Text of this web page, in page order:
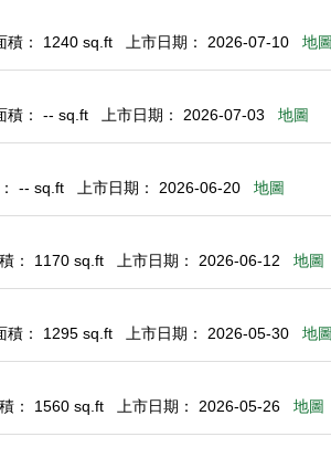
積： 1240 sq.ft 上市日期： 2026-07-10 地圖
積： -- sq.ft 上市日期： 2026-07-03 地圖
-- sq.ft 上市日期： 2026-06-20 地圖
： 1170 sq.ft 上市日期： 2026-06-12 地圖
積： 1295 sq.ft 上市日期： 2026-05-30 地圖
： 1560 sq.ft 上市日期： 2026-05-26 地圖